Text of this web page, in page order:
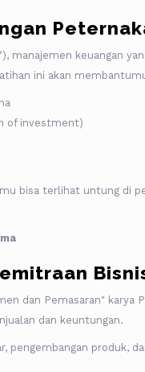
manajemen keuangan
ini akan
of investment)
bisa terlihat untung di
dan Pemasaran"
dan keuntungan.
produk,